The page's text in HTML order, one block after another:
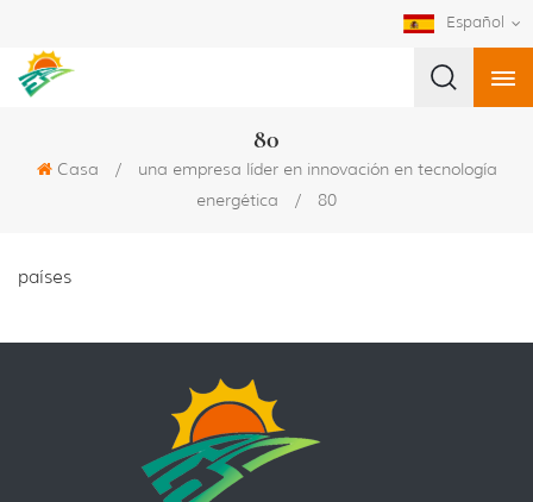
Español
80
Casa /
una empresa líder en innovación en tecnología
energética
/ 80
países